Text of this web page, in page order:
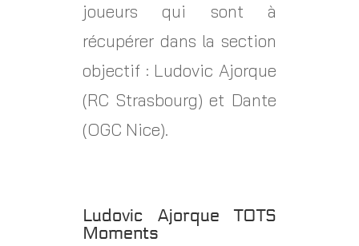
joueurs qui sont à
récupérer dans la section
objectif : Ludovic Ajorque
(RC Strasbourg) et Dante
(OGC Nice).
Ludovic Ajorque TOTS
Moments